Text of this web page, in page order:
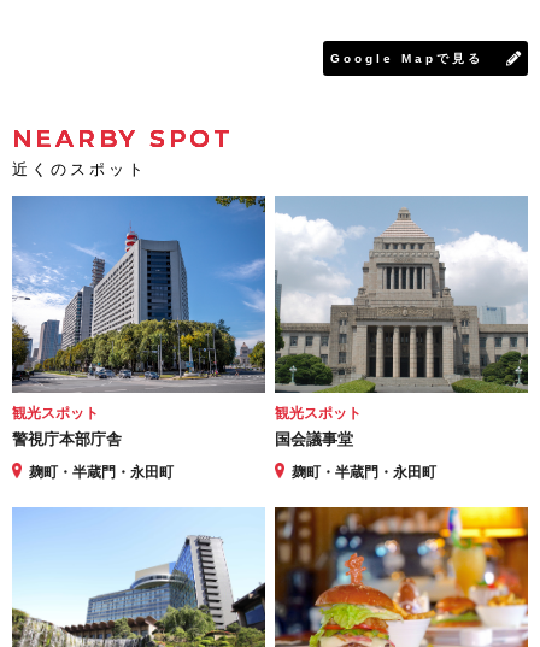
Google Mapで見る
NEARBY SPOT
近くのスポット
観光スポット
警視庁本部庁舎
麹町・半蔵門・永田町
観光スポット
国会議事堂
麹町・半蔵門・永田町